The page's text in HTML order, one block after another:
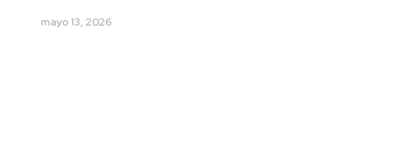
mayo 13, 2026